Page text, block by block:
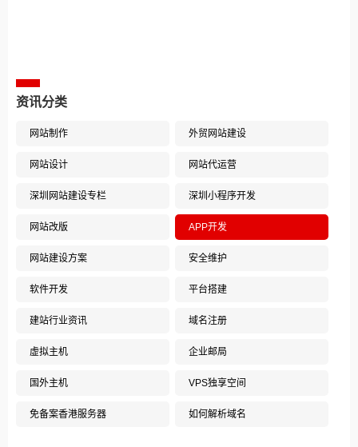
资讯分类
网站制作 外贸网站建设
网站设计 网站代运营
深圳网站建设专栏 深圳小程序开发
网站改版 APP开发
网站建设方案 安全维护
软件开发 平台搭建
建站行业资讯 域名注册
虚拟主机 企业邮局
国外主机 VPS独享空间
免备案香港服务器 如何解析域名